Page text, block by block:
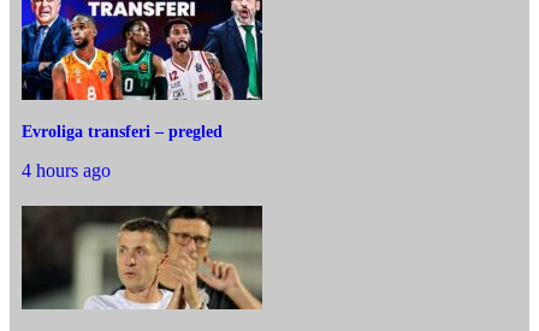
Evroliga transferi – pregled
4 hours ago